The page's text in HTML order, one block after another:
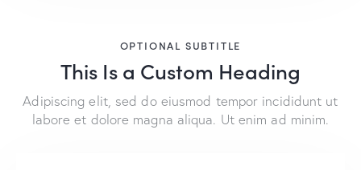
OPTIONAL SUBTITLE
This Is a Custom Heading
Adipiscing elit, sed do eiusmod tempor incididunt ut
labore et dolore magna aliqua. Ut enim ad minim.